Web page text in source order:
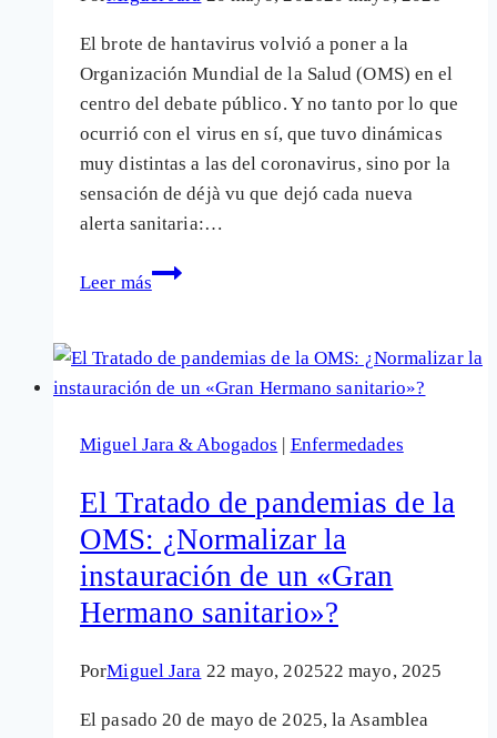
impacto
de
la
financiación
privada
El brote de hantavirus volvió a poner a la
Organización Mundial de la Salud (OMS) en el
centro del debate público. Y no tanto por lo que
ocurrió con el virus en sí, que tuvo dinámicas
muy distintas a las del coronavirus, sino por la
sensación de déjà vu que dejó cada nueva
alerta sanitaria:…
Leer más
Hantavirus,
memoria
selectiva:
qué
brote
ha
recordado
a
la
19
Miguel Jara & Abogados Enfermedades
El Tratado de pandemias de la
OMS: ¿Normalizar la
instauración de un «Gran
Hermano sanitario»?
PorMiguel Jara 22 mayo, 202522 mayo, 2025
El pasado 20 de mayo de 2025, la Asamblea